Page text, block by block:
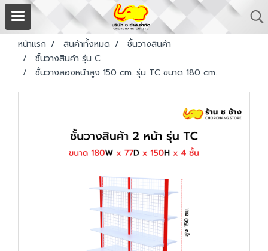
หน้าแรก สินค้าทั้งหมด
ชั้นวางสินค้า
ชั้นวางสินค้า รุ่น C
ชั้นวางสองหน้าสูง 150 cm. รุ่น TC ขนาด 180 cm.